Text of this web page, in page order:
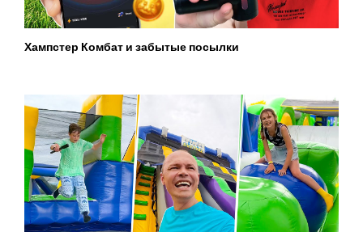
Хампстер Комбат и забытые посылки